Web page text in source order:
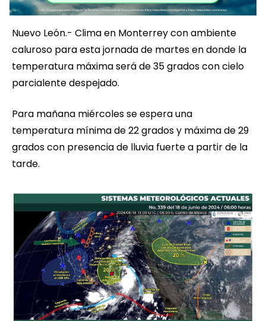
Nuevo León.- Clima en Monterrey con ambiente
caluroso para esta jornada de martes en donde la
temperatura máxima será de 35 grados con cielo
parcialente despejado.
Para mañana miércoles se espera una
temperatura mínima de 22 grados y máxima de 29
grados con presencia de lluvia fuerte a partir de la
tarde.